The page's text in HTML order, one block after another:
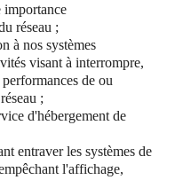
importance
réseau ;
à nos systèmes
visant à interrompre,
de ou
;
d'hébergement de
entraver les systèmes de
l'affichage,